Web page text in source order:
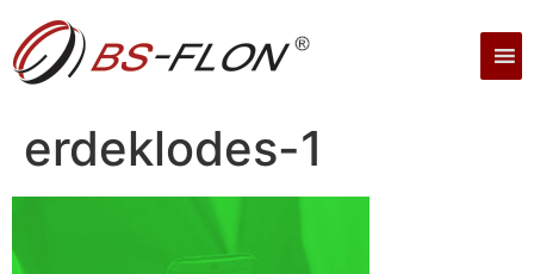
erdeklodes-1